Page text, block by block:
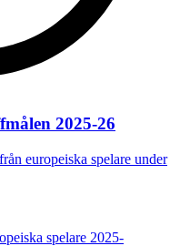
2025-26
europeiska spelare under